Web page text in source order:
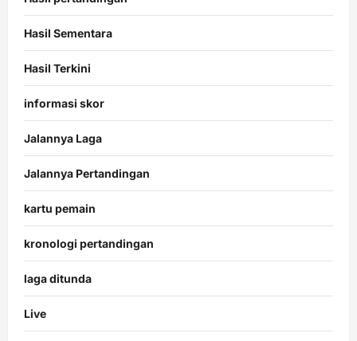
Hasil Sementara
Hasil Terkini
informasi skor
Jalannya Laga
Jalannya Pertandingan
kartu pemain
kronologi pertandingan
laga ditunda
Live